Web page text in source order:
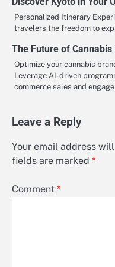
Personalized Itinerary
travelers the freedom to
The Future of Cannabis
Optimize your cannabis
Leverage AI-driven
commerce sales and
Leave a Reply
Your email address
fields are marked *
Comment *